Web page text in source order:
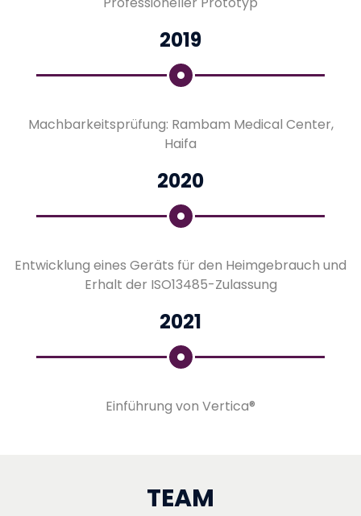
2019
Machbarkeitsprüfung: Rambam Medical Center,
Haifa
2020
Entwicklung eines Geräts für den Heimgebrauch und
Erhalt der ISO13485-Zulassung
2021
Einführung von Vertica®
TEAM